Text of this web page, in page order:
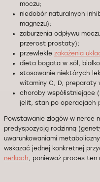
moczu;
niedobór naturalnych
magnezu);
zaburzenia odpływu
przerost prostaty);
przewlekłe zakażenia
dieta bogata w sól,
stosowanie niektórych
witaminy C, D, preparaty
choroby współistniejące
jelit, stan po operacjach
Powstawanie złogów w nerce
predyspozycją rodzinną
uwarunkowaniami
wskazać jednej konkretnej
nerkach, ponieważ proces ten